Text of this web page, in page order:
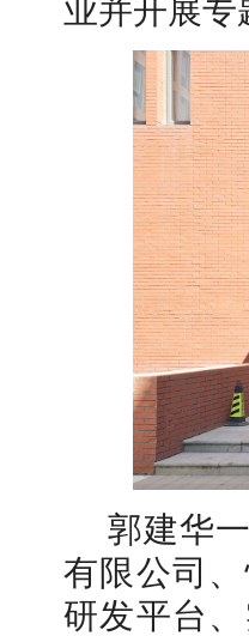
业并开展专
郭建华
有限公司
研发平台
【审核评估】